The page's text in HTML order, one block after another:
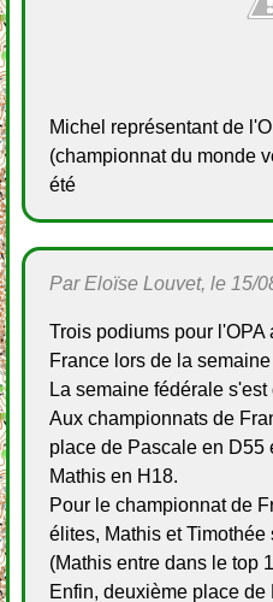
Michel représentant de
(championnat du monde
été
Par Eloïse Louvet, le 15/
Trois podiums pour
France lors de la
La semaine fédérale
Aux championnats de
place de Pascale en D55
Mathis en H18.
Pour le championnat de
élites, Mathis et
(Mathis entre dans le top
Enfin, deuxième place